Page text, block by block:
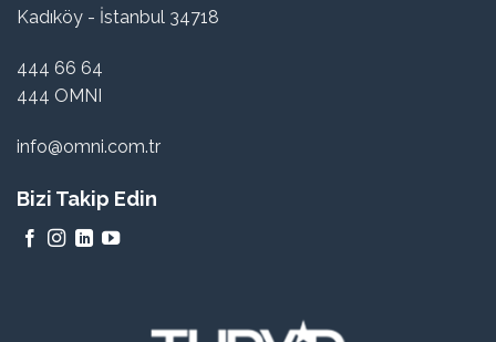
Kadıköy - İstanbul 34718
444 66 64
444 OMNI
info@omni.com.tr
Bizi Takip Edin